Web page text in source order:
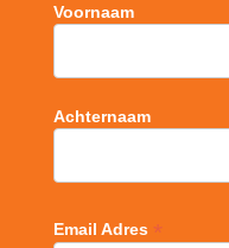
Voornaam
Achternaam
Email Adres *